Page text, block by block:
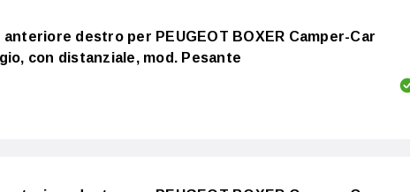
destro per PEUGEOT BOXER Camper-Car
con distanziale, mod. Pesante